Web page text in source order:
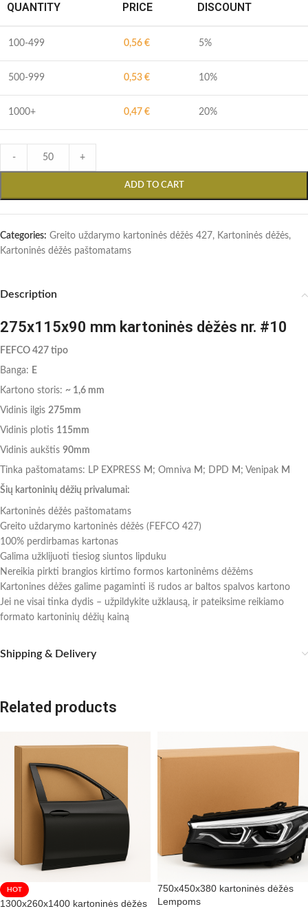
QUANTITY PRICE DISCOUNT
100-499 0,56 € 5%
500-999 0,53 € 10%
1000+ 0,47 € 20%
- +
ADD TO CART
Categories: Greito uždarymo kartoninės dėžės 427, Kartoninės dėžės,
Kartoninės dėžės paštomatams
Description
275x115x90 mm kartoninės dėžės nr. #10
FEFCO 427 tipo
Banga: E
Kartono storis: ~ 1,6 mm
Vidinis ilgis 275mm
Vidinis plotis 115mm
Vidinis aukštis 90mm
Tinka paštomatams: LP EXPRESS M ; Omniva M ; DPD M ; Venipak M
Šių kartoninių dėžių privalumai:
Kartoninės dėžės paštomatams
Greito uždarymo kartoninės dėžės (FEFCO 427)
100% perdirbamas kartonas
Galima užklijuoti tiesiog siuntos lipduku
Nereikia pirkti brangios kirtimo formos kartoninėms dėžėms
Kartonines dėžes galime pagaminti iš rudos ar baltos spalvos kartono
Jei ne visai tinka dydis – užpildykite užklausą, ir pateiksime reikiamo
formato kartoninių dėžių kainą
Shipping & Delivery
Related products
HOT
1300x260x1400 kartoninės dėžės
750x450x380 kartoninės dėžės
Lempoms